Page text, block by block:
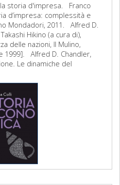
storia d'impresa. Franco
d’impresa: complessità e
Mondadori, 2011. Alfred D.
Hikino (a cura di),
delle nazioni, Il Mulino,
1999]. Alfred D. Chandler,
Le dinamiche del